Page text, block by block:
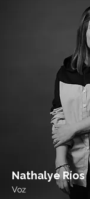
Nathalye Ríos
Voz